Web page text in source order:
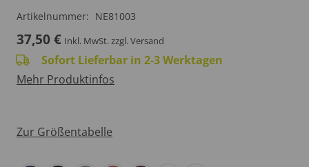
Artikelnummer: NE81003
37,50 € Inkl. MwSt.zzgl. Versand
Sofort Lieferbar in 2-3 Werktagen
Mehr Produktinfos
Zur Größentabelle